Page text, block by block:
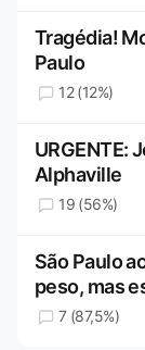
Tragédia!
Paulo
12 (12%)
URGENTE:
Alphaville
19 (56%)
São Paulo
peso, mas
7 (87,5%)